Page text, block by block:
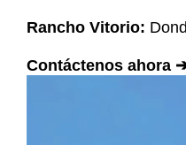
Rancho Vitorio:
Contáctenos ahora